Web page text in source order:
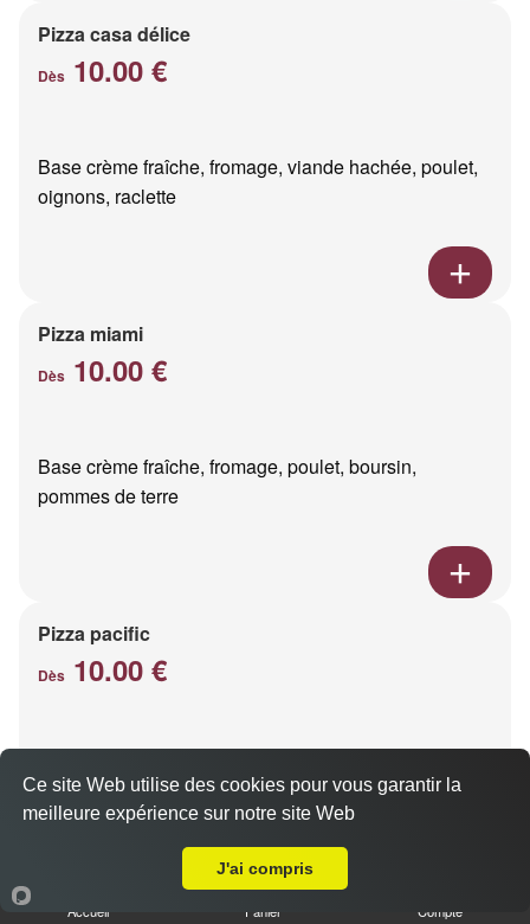
Pizza casa délice
Dès 10.00 €
Base crème fraîche, fromage, viande hachée, poulet,
oignons, raclette
Pizza miami
Dès 10.00 €
Base crème fraîche, fromage, poulet, boursin,
pommes de terre
Pizza pacific
Dès 10.00 €
Accueil Panier Compte
Ce site Web utilise des cookies pour vous garantir la
meilleure expérience sur notre site Web
J'ai compris